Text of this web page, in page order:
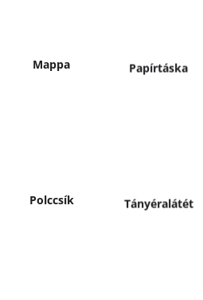
Mappa Papírtáska
Polccsík Tányéralátét